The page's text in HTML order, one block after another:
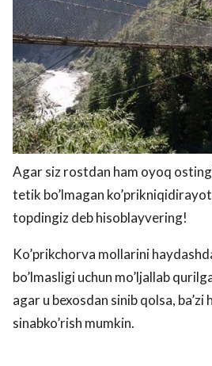
Agar siz rostdan ham oyoq
tetik bo’lmagan
topdingiz deb hisoblayvering!
Ko’prikchorva mollarini
bo’lmasligi uchun mo’ljallab
agar u bexosdan sinib qolsa,
sinabko’rish mumkin.